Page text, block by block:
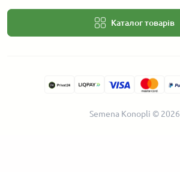
Каталог товарів
Semena Konopli © 2026